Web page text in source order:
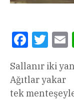
Facebook
Sallanır iki
Ağıtlar yakar
tek